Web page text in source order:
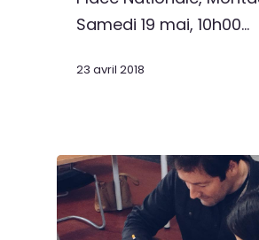
Samedi 19 mai, 10h00…
23 avril 2018